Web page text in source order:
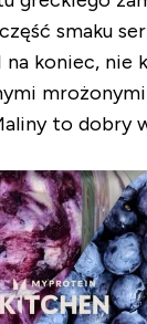
smaku
na koniec, nie
to dobry